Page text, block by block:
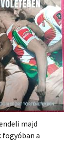
majd
fogyóban a